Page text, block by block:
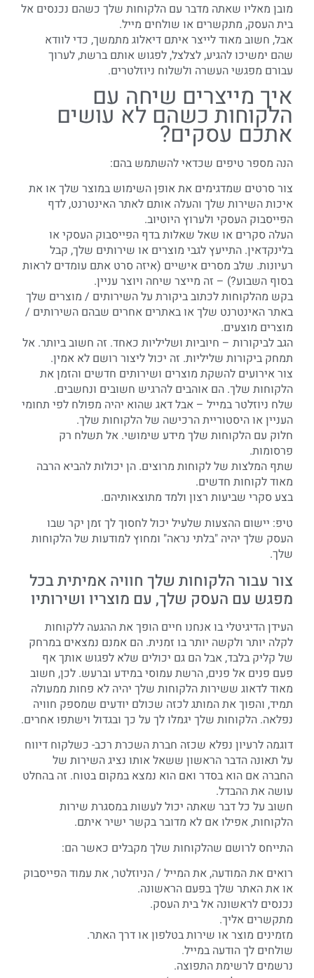
מובן מאליו שאתה מדבר עם הלקוחות שלך כשהם נכנסים אל
בית העסק, מתקשרים או שולחים מייל.
אבל, חשוב מאוד לייצר איתם דיאלוג מתמשך, כדי לוודא
שהם ימשיכו להגיע, לצלצל, לפגוש אותם ברשת, לערוך
עבורם מפגשי העשרה ולשלוח ניוזלטרים.
איך מייצרים שיחה עם
הלקוחות כשהם לא עושים
אתכם עסקים?
הנה מספר טיפים שכדאי להשתמש בהם:
צור סרטים שמדגימים את אופן השימוש במוצר שלך או את
איכות השירות שלך והעלה אותם לאתר האינטרנט, לדף
הפייסבוק העסקי ולערוץ היוטיוב.
העלה סקרים או שאל שאלות בדף הפייסבוק העסקי או
בלינקדאין. התייעץ לגבי מוצרים או שירותים שלך, קבל
רעיונות. שלב מסרים אישיים (איזה סרט אתם עומדים לראות
בסוף השבוע?) – זה מייצר שיחה ויוצר עניין.
בקש מהלקוחות לכתוב ביקורת על השירותים / מוצרים שלך
באתר האינטרנט שלך או באתרים אחרים שבהם השירותים /
מוצרים מוצעים.
הגב לביקורות – חיוביות ושליליות כאחד. זה חשוב ביותר. אל
תמחק ביקורות שליליות. זה יכול ליצור רושם לא אמין.
צור אירועים להשקת מוצרים ושירותים חדשים והזמן את
הלקוחות שלך. הם אוהבים להרגיש חשובים ונחשבים.
שלח ניוזלטר במייל – אבל דאג שהוא יהיה מפולח לפי תחומי
העניין או היסטוריית הרכישה של הלקוחות שלך.
חלוק עם הלקוחות שלך מידע שימושי. אל תשלח רק
פרסומות.
שתף המלצות של לקוחות מרוצים. הן יכולות להביא הרבה
מאוד לקוחות חדשים.
בצע סקרי שביעות רצון ולמד מתוצאותיהם.
טיפ: יישום ההצעות שלעיל יכול לחסוך לך זמן יקר שבו
העסק שלך יהיה "בלתי נראה" ומחוץ למודעות של הלקוחות
שלך.
צור עבור הלקוחות שלך חוויה אמיתית בכל
מפגש עם העסק שלך, עם מוצריו ושירותיו
העידן הדיגיטלי בו אנחנו חיים הופך את ההגעה ללקוחות
לקלה יותר ולקשה יותר בו זמנית. הם אמנם נמצאים במרחק
של קליק בלבד, אבל הם גם יכולים שלא לפגוש אותך אף
פעם פנים אל פנים, הרשת עמוסי במידע וברעש. לכן, חשוב
מאוד לדאוג ששירות הלקוחות שלך יהיה לא פחות ממעולה
תמיד, והפוך את המותג לכזה שכולם יודעים שמספק חוויה
נפלאה. הלקוחות שלך יגמלו לך על כך ובגדול וישתפו אחרים.
דוגמה לרעיון נפלא שכזה חברת השכרת רכב- כשלקוח דיווח
על תאונה הדבר הראשון ששאל אותו נציג השירות של
החברה אם הוא בסדר ואם הוא נמצא במקום בטוח. זה בהחלט
עושה את ההבדל.
חשוב על כל דבר שאתה יכול לעשות במסגרת שירות
הלקוחות, אפילו אם לא מדובר בקשר ישיר איתם.
התייחס לרושם שהלקוחות שלך מקבלים כאשר הם:
רואים את המודעה, את המייל / הניוזלטר, את עמוד הפייסבוק
או את האתר שלך בפעם הראשונה.
נכנסים לראשונה אל בית העסק.
מתקשרים אליך.
מזמינים מוצר או שירות בטלפון או דרך האתר.
שולחים לך הודעה במייל.
נרשמים לרשימת התפוצה.